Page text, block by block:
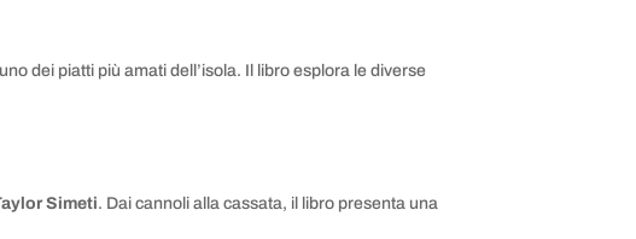
dei piatti più amati dell’isola. Il libro esplora le diverse
Simeti. Dai cannoli alla cassata, il libro presenta una